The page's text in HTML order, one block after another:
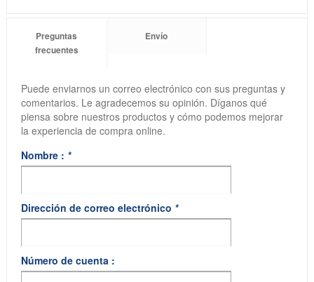
Preguntas
frecuentes
Envío
Puede enviarnos un correo electrónico con sus preguntas y
comentarios. Le agradecemos su opinión. Díganos qué
piensa sobre nuestros productos y cómo podemos mejorar
la experiencia de compra online.
Nombre : *
Dirección de correo electrónico *
Número de cuenta :